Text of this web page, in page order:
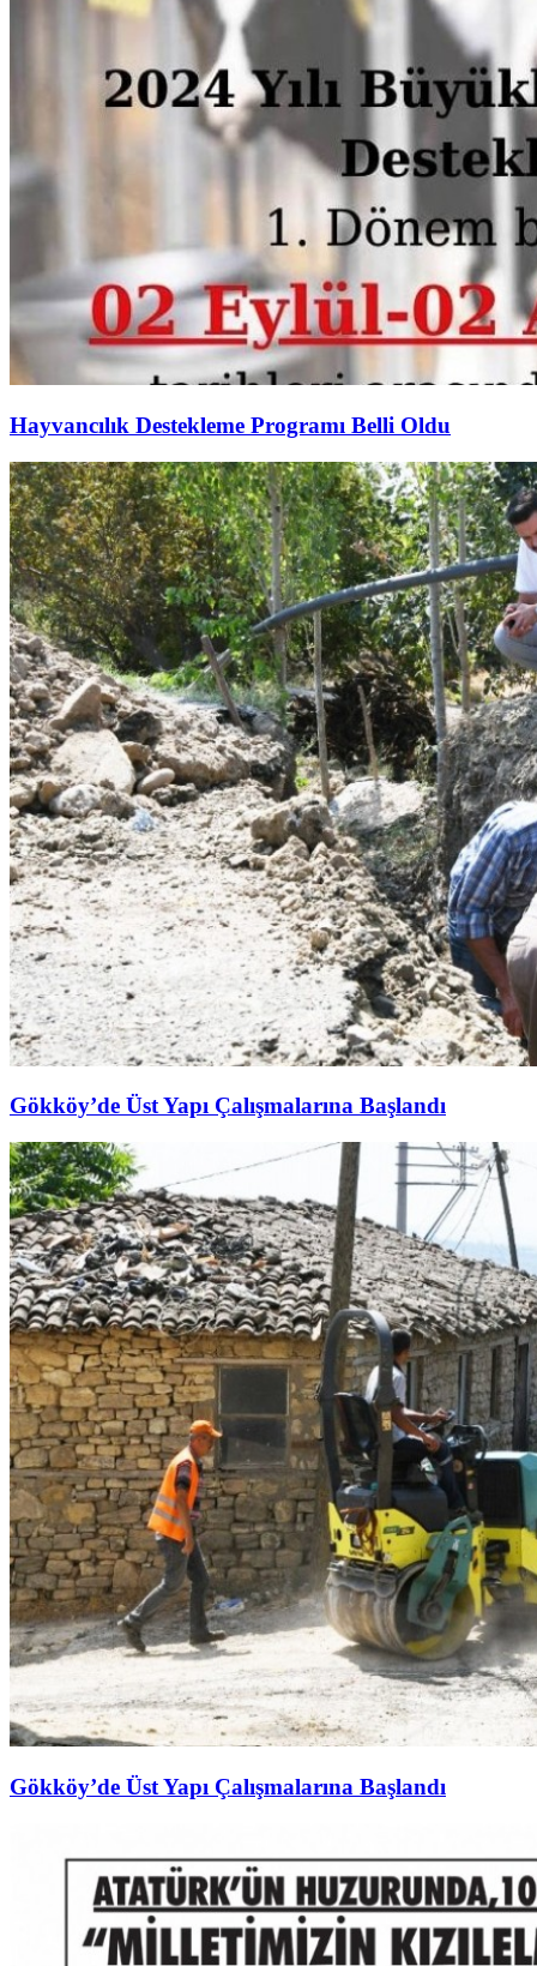
Hayvancılık Destekleme Programı Belli Oldu
Gökköy’de Üst Yapı Çalışmalarına Başlandı
Gökköy’de Üst Yapı Çalışmalarına Başlandı